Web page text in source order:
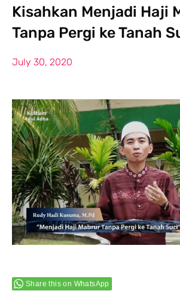
Kisahkan Menjadi Haji
Tanpa Pergi ke Tanah
July 30, 2020
Share this on WhatsApp